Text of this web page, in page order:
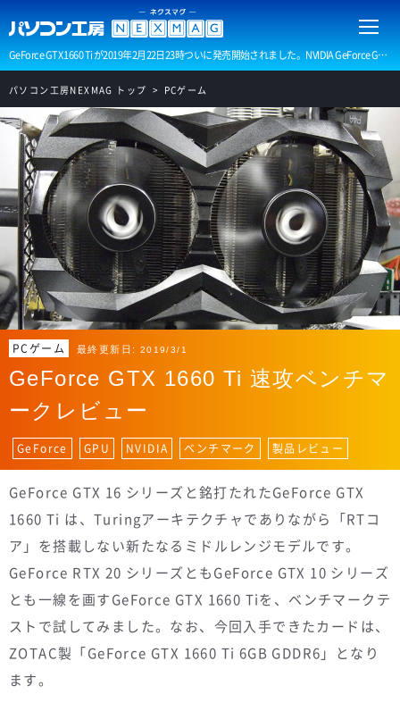
GeForce GTX 1660 Ti が2019年2月22日23時ついに発売開始されました。NVIDIA GeForce GTX 1660 Tiの性能表や単品販売の情報をいち早くお届けします、製品レビューとベンチマークも順次公開予定です。
パソコン工房NEXMAG トップ PCゲーム
PCゲーム 最終更新日: 2019/3/1
GeForce GTX 1660 Ti 速攻ベンチマ
ークレビュー
GeForce GPU NVIDIA ベンチマーク 製品レビュー
GeForce GTX 16 シリーズと銘打たれたGeForce GTX
1660 Ti は、Turingアーキテクチャでありながら「RTコ
ア」を搭載しない新たなるミドルレンジモデルです。
GeForce RTX 20 シリーズともGeForce GTX 10 シリーズ
とも一線を画すGeForce GTX 1660 Tiを、ベンチマークテ
ストで試してみました。なお、今回入手できたカードは、
ZOTAC製「GeForce GTX 1660 Ti 6GB GDDR6」となり
ます。